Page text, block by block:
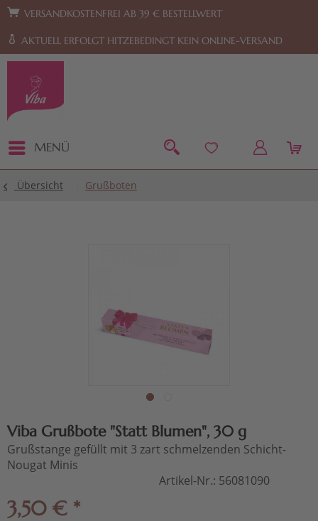
Zur Hauptnavigation springen Zum Footer springen
VERSANDKOSTENFREI AB 39 € BESTELLWERT
AKTUELL ERFOLGT HITZEBEDINGT KEIN ONLINE-VERSAND
MENÜ
Übersicht Grußboten
Viba Grußbote "Statt Blumen", 30 g
Grußstange gefüllt mit 3 zart schmelzenden Schicht-
Nougat Minis
Artikel-Nr.: 56081090
3,50 € *